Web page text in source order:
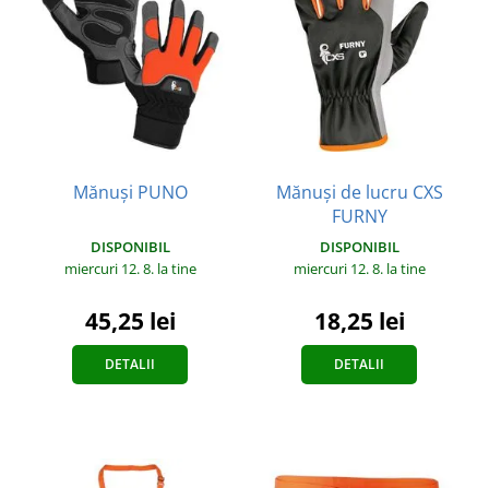
Mănuși PUNO
DISPONIBIL
miercuri 12. 8. la tine
45,25 lei
DETALII
Mănuși de lucru CXS
FURNY
DISPONIBIL
miercuri 12. 8. la tine
18,25 lei
DETALII